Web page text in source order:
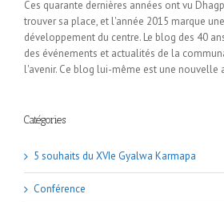
Ces quarante dernières années ont vu
trouver sa place, et l'année 2015 marque
développement du centre. Le blog des 40
des événements et actualités de la
l'avenir. Ce blog lui-même est une nouvelle
Catégories
5 souhaits du XVIe Gyalwa Karmapa
Conférence